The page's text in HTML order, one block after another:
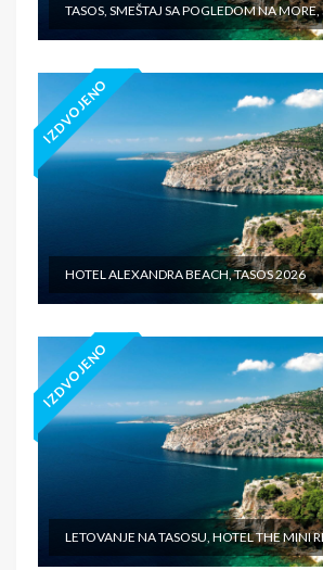
TASOS, SMEŠTAJ SA POGLEDOM NA MORE,
IZDVOJENO
HOTEL ALEXANDRA BEACH, TASOS 2026
IZDVOJENO
LETOVANJE NA TASOSU, HOTEL THE MINI